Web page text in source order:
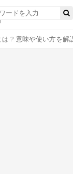
は？意味や使い方を解